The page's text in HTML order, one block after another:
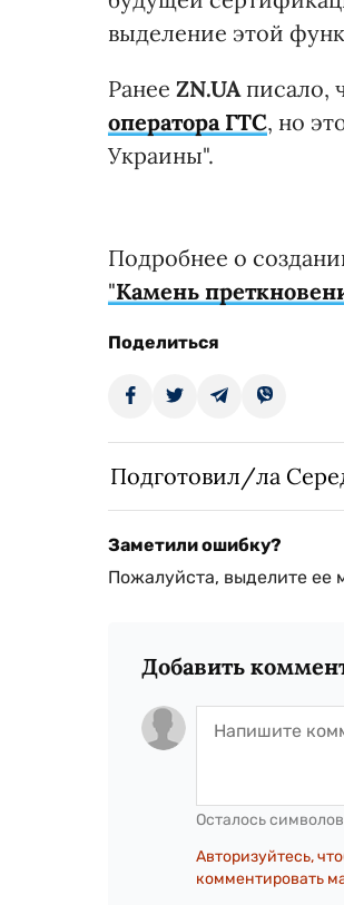
выделение этой
Ранее ZN.UAписало,
оператора ГТС, но
Украины".
Подробнее о
"Камень
Поделиться
Подготовил/ла
Заметили ошибку?
Пожалуйста, выделите
Добавить
Осталось
Авторизуйтесь,
комментировать